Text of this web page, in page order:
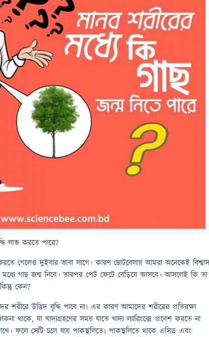
লাভ করতে পারে?
গেলেও দুইবার ভাবা লাগে। কারণ ছোটবেলায় আমরা অনেকেই
গাছ জন্ম নিবে। তারপর পেট ফেটে বেড়িয়ে আসবে। আসলেই কি তা
কেন?
উদ্ভিদ বৃদ্ধি পাবে না৷ এর কারণ আমাদের শরীরের প্রতিরক্ষা
থাকে, যা খাদ্যগ্রহণের সময় যাতে খাদ্য ল্যারিংক্সে প্রবেশ করতে না
ফলে সেটি চলে যায় পাকস্থলিতে৷ পাকস্থলিতে থাকে এসিড এবং